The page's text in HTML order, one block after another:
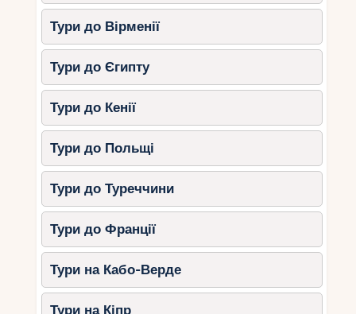
Тури до Вірменії
Тури до Єгипту
Тури до Кенії
Тури до Польщі
Тури до Туреччини
Тури до Франції
Тури на Кабо-Верде
Тури на Кіпр